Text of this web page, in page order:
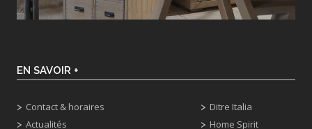
EN SAVOIR +
Contact & horaires
Actualités
Ditre Italia
Home Spirit